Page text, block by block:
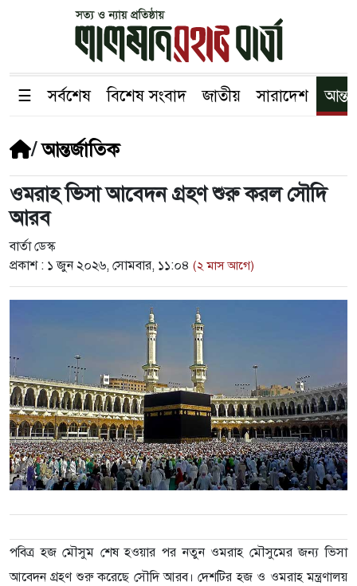
☰ সর্বশেষ বিশেষ সংবাদ জাতীয় সারাদেশ
/আন্তর্জাতিক
ওমরাহ ভিসা আবেদন গ্রহণ শুরু করল সৌদি
আরব
বার্তা ডেস্ক
প্রকাশ : ১ জুন ২০২৬, সোমবার, ১১:০৪ (২ মাস আগে)
পবিত্র হজ মৌসুম শেষ হওয়ার পর নতুন ওমরাহ মৌসুমের জন্য ভিসা
আবেদন গ্রহণ শুরু করেছে সৌদি আরব। দেশটির হজ ও ওমরাহ মন্ত্রণালয়